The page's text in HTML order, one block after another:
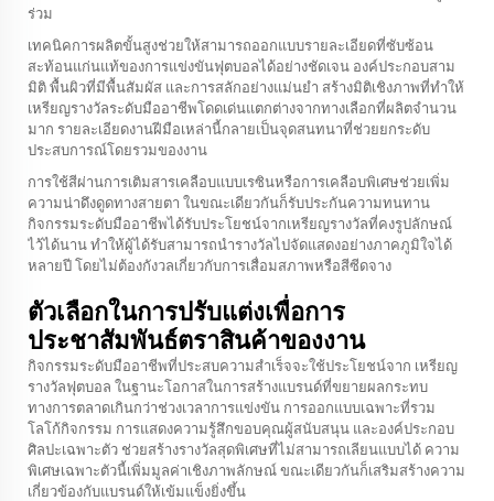
ร่วม
เทคนิคการผลิตขั้นสูงช่วยให้สามารถออกแบบรายละเอียดที่ซับซ้อน
สะท้อนแก่นแท้ของการแข่งขันฟุตบอลได้อย่างชัดเจน องค์ประกอบสาม
มิติ พื้นผิวที่มีพื้นสัมผัส และการสลักอย่างแม่นยำ สร้างมิติเชิงภาพที่ทำให้
เหรียญรางวัลระดับมืออาชีพโดดเด่นแตกต่างจากทางเลือกที่ผลิตจำนวน
มาก รายละเอียดงานฝีมือเหล่านี้กลายเป็นจุดสนทนาที่ช่วยยกระดับ
ประสบการณ์โดยรวมของงาน
การใช้สีผ่านการเติมสารเคลือบแบบเรซินหรือการเคลือบพิเศษช่วยเพิ่ม
ความน่าดึงดูดทางสายตา ในขณะเดียวกันก็รับประกันความทนทาน
กิจกรรมระดับมืออาชีพได้รับประโยชน์จากเหรียญรางวัลที่คงรูปลักษณ์
ไว้ได้นาน ทำให้ผู้ได้รับสามารถนำรางวัลไปจัดแสดงอย่างภาคภูมิใจได้
หลายปี โดยไม่ต้องกังวลเกี่ยวกับการเสื่อมสภาพหรือสีซีดจาง
ตัวเลือกในการปรับแต่งเพื่อการ
ประชาสัมพันธ์ตราสินค้าของงาน
กิจกรรมระดับมืออาชีพที่ประสบความสำเร็จจะใช้ประโยชน์จาก เหรียญ
รางวัลฟุตบอล ในฐานะโอกาสในการสร้างแบรนด์ที่ขยายผลกระทบ
ทางการตลาดเกินกว่าช่วงเวลาการแข่งขัน การออกแบบเฉพาะที่รวม
โลโก้กิจกรรม การแสดงความรู้สึกขอบคุณผู้สนับสนุน และองค์ประกอบ
ศิลปะเฉพาะตัว ช่วยสร้างรางวัลสุดพิเศษที่ไม่สามารถเลียนแบบได้ ความ
พิเศษเฉพาะตัวนี้เพิ่มมูลค่าเชิงภาพลักษณ์ ขณะเดียวกันก็เสริมสร้างความ
เกี่ยวข้องกับแบรนด์ให้เข้มแข็งยิ่งขึ้น